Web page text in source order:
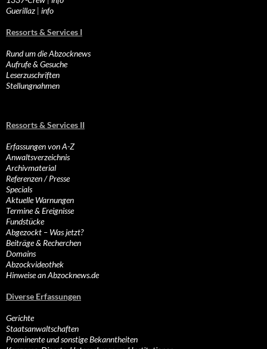
Guerillaz | info
Ressorts & Services I
Rund um die Abzocknews
Aufrufe & Gesuche
Leserzuschriften
Stellungnahmen
Ressorts & Services II
Erfassungen von A-Z
Anwaltsverzeichnis
Archivmaterial
Referenzen / Presse
Specials
Aktuelle Warnungen
Termine & Ereignisse
Fundstücke
Abgezockt – Was jetzt?
Beiträge & Recherchen
Domains
Abzockvideothek
Hinweise an Abzocknews.de
Diverse Erfassungen
Gerichte
Staatsanwaltschaften
Prominente und sonstige Bekanntheiten